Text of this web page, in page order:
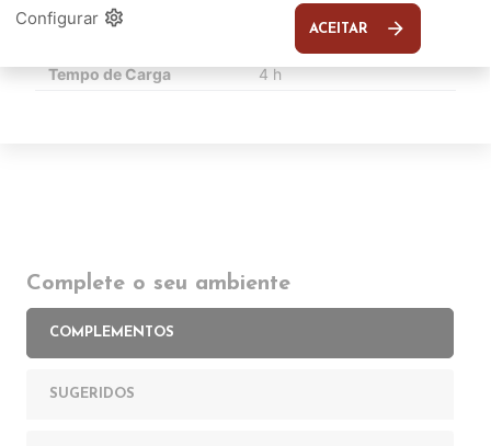
Alimentação
110 Min
Tempo de Carga
4 h
Complete o seu ambiente
COMPLEMENTOS
SUGERIDOS
Configurar settings ACEITAR arrow_forward